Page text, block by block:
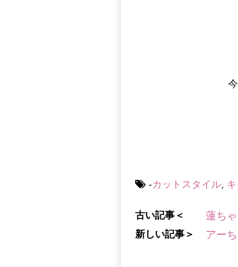
-カットスタイル
古い記事＜ 蓮ち
新しい記事＞ アー